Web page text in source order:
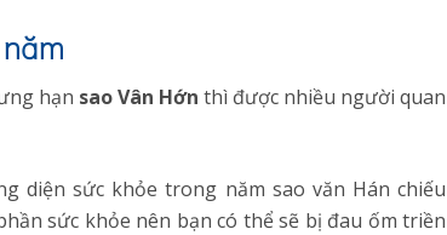
hạn sao Vân Hớn thì được nhiều người quan
diện sức khỏe trong năm sao văn Hán chiếu
sức khỏe nên bạn có thể sẽ bị đau ốm triền